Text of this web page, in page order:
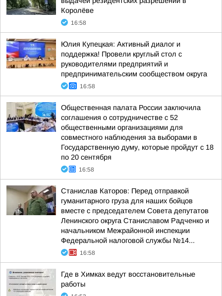
Королёве
16:58
Юлия Купецкая: Активный диалог и
поддержка! Провели круглый стол с
руководителями предприятий и
предпринимательским сообществом округа
16:58
Общественная палата России заключила
соглашения о сотрудничестве с 52
общественными организациями для
совместного наблюдения за выборами в
Государственную думу, которые пройдут с 18
по 20 сентября
16:58
Станислав Каторов: Перед отправкой
гуманитарного груза для наших бойцов
вместе с председателем Совета депутатов
Ленинского округа Станиславом Радченко и
начальником Межрайонной инспекции
Федеральной налоговой службы №14...
16:58
Где в Химках ведут восстановительные
работы